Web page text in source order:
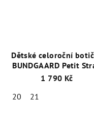
Dětské celoroční
BUNDGAARD Petit
BG101068-611 Zelená
1 790 Kč
20
21